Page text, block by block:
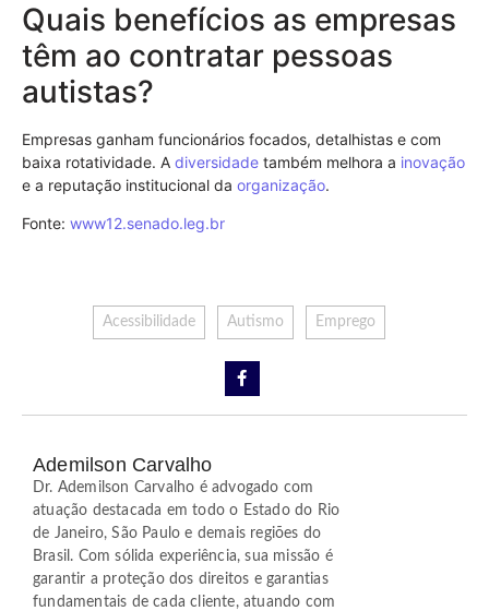
Quais benefícios as empresas
têm ao contratar pessoas
autistas?
Empresas ganham funcionários focados, detalhistas e com
baixa rotatividade. A diversidade também melhora a inovação
e a reputação institucional da organização.
Fonte: www12.senado.leg.br
Acessibilidade Autismo Emprego
Ademilson Carvalho
Dr. Ademilson Carvalho é advogado com
atuação destacada em todo o Estado do Rio
de Janeiro, São Paulo e demais regiões do
Brasil. Com sólida experiência, sua missão é
garantir a proteção dos direitos e garantias
fundamentais de cada cliente, atuando com